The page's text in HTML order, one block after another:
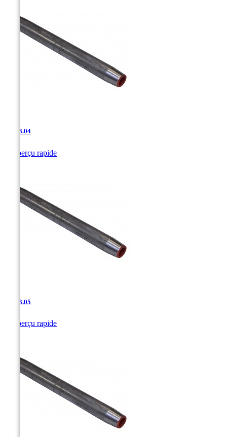
JAC-3.04
Aperçu rapide
JAC-3.05
Aperçu rapide